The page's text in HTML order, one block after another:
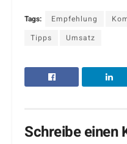
Tags: Empfehlung
Tipps
Umsatz
Schreibe einen